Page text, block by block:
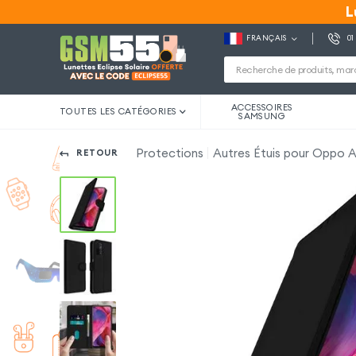
FRANÇAIS
TOUTES LES CATÉGORIES ACCESSOIRES
SAMSUNG
RETOUR Protections Autres Étuis pour Oppo